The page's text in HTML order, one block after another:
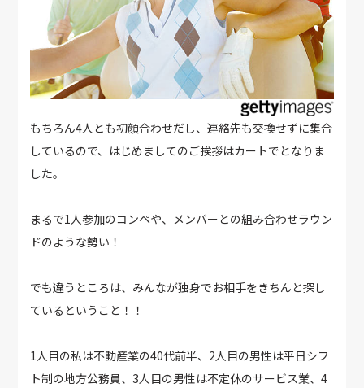
もちろん4人とも初顔合わせだし、連絡先も交換せずに集合
しているので、はじめましてのご挨拶はカートでとなりま
した。
まるで1人参加のコンペや、メンバーとの組み合わせラウン
ドのような勢い！
でも違うところは、みんなが独身でお相手をきちんと探し
ているということ！！
1人目の私は不動産業の40代前半、2人目の男性は平日シフ
ト制の地方公務員、3人目の男性は不定休のサービス業、4